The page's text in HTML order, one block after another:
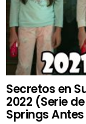
Secretos en
2022 (Serie
Springs